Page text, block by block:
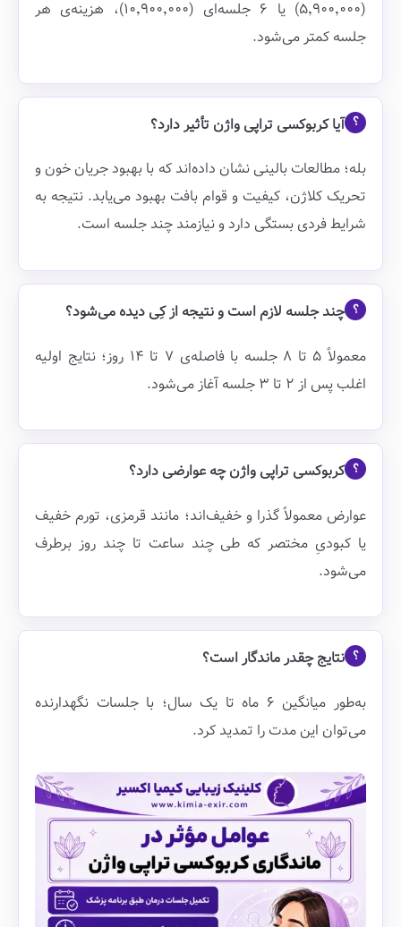
(۵٬۹۰۰٬۰۰۰) یا ۶ جلسه‌ای (۱۰٬۹۰۰٬۰۰۰)، هزینه‌ی هر
جلسه کمتر می‌شود.
آیا کربوکسی تراپی واژن تأثیر دارد؟
بله؛ مطالعات بالینی نشان داده‌اند که با بهبود جریان خون و
تحریک کلاژن، کیفیت و قوام بافت بهبود می‌یابد. نتیجه به
شرایط فردی بستگی دارد و نیازمند چند جلسه است.
چند جلسه لازم است و نتیجه از کِی دیده می‌شود؟
معمولاً ۵ تا ۸ جلسه با فاصله‌ی ۷ تا ۱۴ روز؛ نتایج اولیه
اغلب پس از ۲ تا ۳ جلسه آغاز می‌شود.
کربوکسی تراپی واژن چه عوارضی دارد؟
عوارض معمولاً گذرا و خفیف‌اند؛ مانند قرمزی، تورم خفیف
یا کبودیِ مختصر که طی چند ساعت تا چند روز برطرف
می‌شود.
نتایج چقدر ماندگار است؟
به‌طور میانگین ۶ ماه تا یک سال؛ با جلسات نگهدارنده
می‌توان این مدت را تمدید کرد.